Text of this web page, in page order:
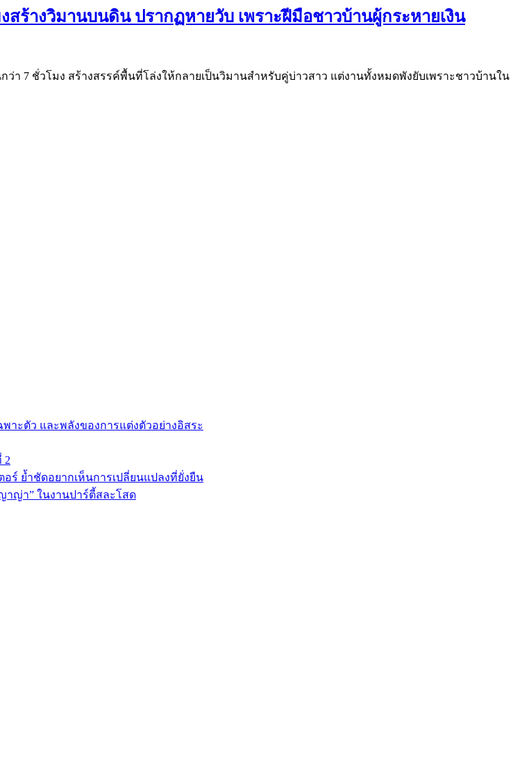
ร้างวิมานบนดิน ปรากฏหายวับ เพราะฝีมือชาวบ้านผู้กระหายเงิน
า 7 ชั่วโมง สร้างสรรค์พื้นที่โล่งให้กลายเป็นวิมานสำหรับคู่บ่าวสาว แต่งานทั้งหมดพังยับเพราะชาวบ้านใน
พาะตัว และพลังของการแต่งตัวอย่างอิสระ
2
ร์ ย้ำชัดอยากเห็นการเปลี่ยนแปลงที่ยั่งยืน
าญ่า” ในงานปาร์ตี้สละโสด